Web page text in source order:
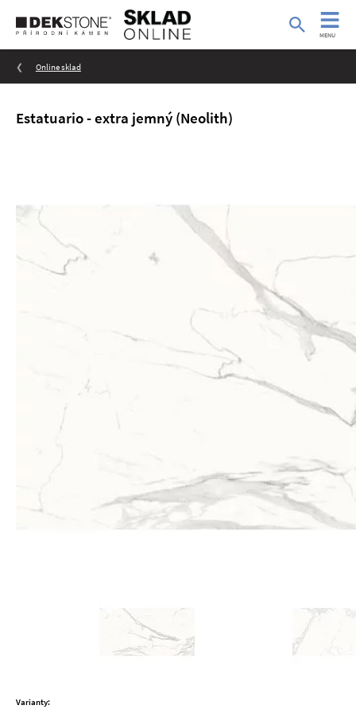
MENU
Online sklad
Estatuario - extra jemný (Neolith)
Varianty: